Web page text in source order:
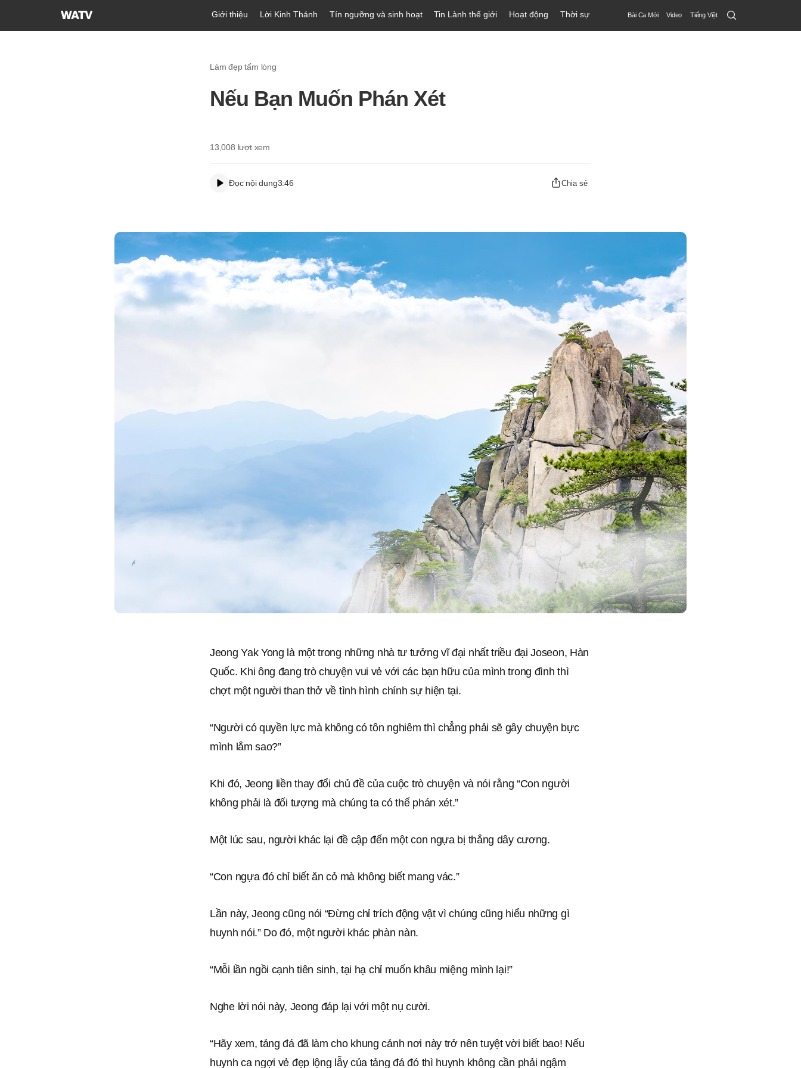
Hội
Giới thiệu Lời Kinh Thánh Tín ngưỡng và sinh hoạt Tin Lành thế giới Hoạt động Thời sự Bài Ca Mới Video Tiếng Việt Search
Submit
Làm đẹp tấm lòng
Nếu Bạn Muốn Phán Xét
13,008 lượt xem
Đọc nội dung3:46 Chia sẻ
Jeong Yak Yong là một trong những nhà tư tưởng vĩ đại nhất triều đại Joseon, Hàn
Quốc. Khi ông đang trò chuyện vui vẻ với các bạn hữu của mình trong đình thì
chợt một người than thở về tình hình chính sự hiện tại.
“Người có quyền lực mà không có tôn nghiêm thì chẳng phải sẽ gây chuyện bực
mình lắm sao?”
Khi đó, Jeong liền thay đổi chủ đề của cuộc trò chuyện và nói rằng “Con người
không phải là đối tượng mà chúng ta có thể phán xét.”
Một lúc sau, người khác lại đề cập đến một con ngựa bị thắng dây cương.
“Con ngựa đó chỉ biết ăn cỏ mà không biết mang vác.”
Lần này, Jeong cũng nói “Đừng chỉ trích động vật vì chúng cũng hiểu những gì
huynh nói.” Do đó, một người khác phàn nàn.
“Mỗi lần ngồi cạnh tiên sinh, tại hạ chỉ muốn khâu miệng mình lại!”
Nghe lời nói này, Jeong đáp lại với một nụ cười.
“Hãy xem, tảng đá đã làm cho khung cảnh nơi này trở nên tuyệt vời biết bao! Nếu
huynh ca ngợi vẻ đẹp lộng lẫy của tảng đá đó thì huynh không cần phải ngậm